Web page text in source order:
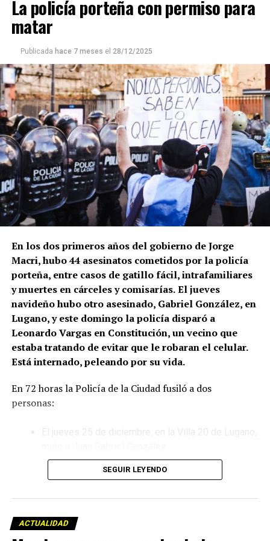
La policía porteña con permiso para
matar
Publicada hace 7 meses el 28/12/2025
En los dos primeros años del gobierno de Jorge
Macri, hubo 44 asesinatos cometidos por la policía
porteña, entre casos de gatillo fácil, intrafamiliares
y muertes en cárceles y comisarías.El jueves
navideño hubo otro asesinado, Gabriel González, en
Lugano, y este domingo la policía disparó a
Leonardo Vargas en Constitución, un vecino que
estaba tratando de evitar que le robaran el celular.
Está internado, peleando por su vida.
En 72 horas la Policía de la Ciudad fusiló a dos
personas:
El jueves 25 de diciembre, en la Villa 20 de Lugano,
Este domingo 28 de diciembre, en el barrio porteño
ahora lucha por su vida en el hospital Ramos Mejía.
SEGUIR LEYENDO
ACTUALIDAD